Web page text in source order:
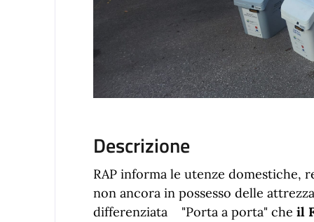
Descrizione
RAP informa le utenze domestiche,
non ancora in possesso delle
differenziata "Porta a porta" che il